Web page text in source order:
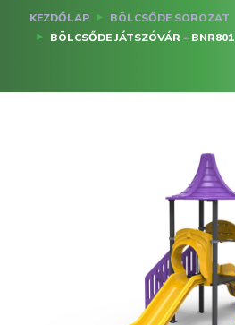
KEZDŐLAP
BÖLCSŐDE SOROZAT
BÖLCSŐDE JÁTSZÓVÁR – BNR801